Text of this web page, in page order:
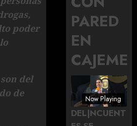
poder
del
de
PARED
EN
CAJEME
Now Playing
DEL|NCUENT